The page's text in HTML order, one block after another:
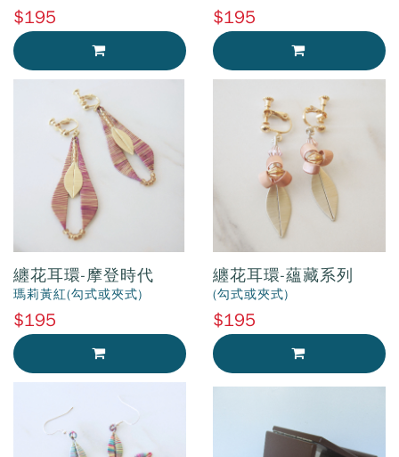
$195 $195
纏花耳環-摩登時代
瑪莉黃紅(勾式或夾式)
$195
纏花耳環-蘊藏系列
(勾式或夾式)
$195